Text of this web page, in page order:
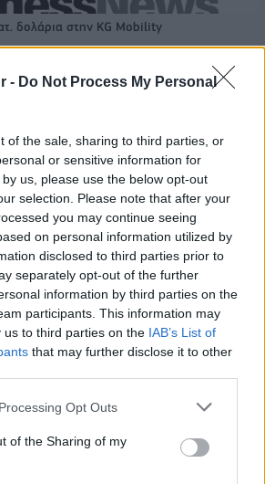
- Do Not Process My Personal
of the sale, sharing to third parties, or
or sensitive information for
us, please use the below opt-out
selection. Please note that after your
you may continue seeing
on personal information utilized by
disclosed to third parties prior to
separately opt-out of the further
information by third parties on the
participants. This information may
us to third parties on the IAB’s List of
that may further disclose it to other
Opt Outs
of the Sharing of my
δολάρια στην KG Mobility
από
2028
τον ΟΤΕ στη διεθνή σειρά δεικτών
το Αρχαίο Θέατρο Επιδαύρου άνοιξε τις